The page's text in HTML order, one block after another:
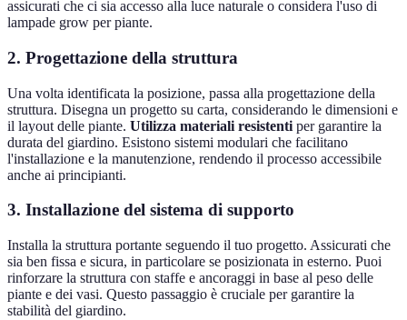
assicurati che ci sia accesso alla luce naturale o considera l'uso di
lampade grow per piante.
2. Progettazione della struttura
Una volta identificata la posizione, passa alla progettazione della
struttura. Disegna un progetto su carta, considerando le dimensioni e
il layout delle piante. Utilizza materiali resistenti per garantire la
durata del giardino. Esistono sistemi modulari che facilitano
l'installazione e la manutenzione, rendendo il processo accessibile
anche ai principianti.
3. Installazione del sistema di supporto
Installa la struttura portante seguendo il tuo progetto. Assicurati che
sia ben fissa e sicura, in particolare se posizionata in esterno. Puoi
rinforzare la struttura con staffe e ancoraggi in base al peso delle
piante e dei vasi. Questo passaggio è cruciale per garantire la
stabilità del giardino.